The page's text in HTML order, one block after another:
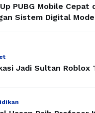
PUBG Mobile Cepat
Sistem Digital
Jadi Sultan Roblox